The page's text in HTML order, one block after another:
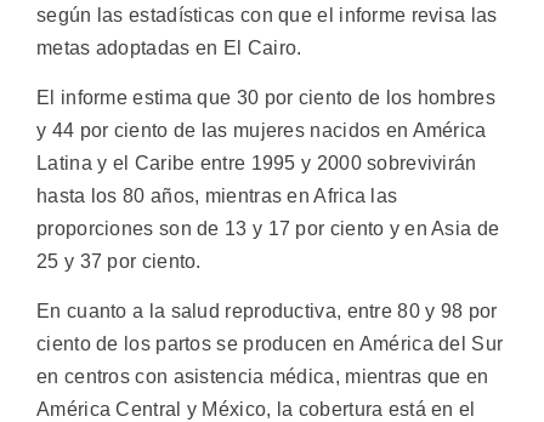
según las estadísticas con que el informe revisa las
metas adoptadas en El Cairo.
El informe estima que 30 por ciento de los hombres
y 44 por ciento de las mujeres nacidos en América
Latina y el Caribe entre 1995 y 2000 sobrevivirán
hasta los 80 años, mientras en Africa las
proporciones son de 13 y 17 por ciento y en Asia de
25 y 37 por ciento.
En cuanto a la salud reproductiva, entre 80 y 98 por
ciento de los partos se producen en América del Sur
en centros con asistencia médica, mientras que en
América Central y México, la cobertura está en el